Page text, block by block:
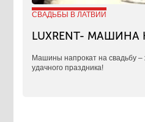
СВАДЬБЫ В ЛАТВИИ
LUXRENT-
​Машины напрокат на свадьбу
удачного праздника!